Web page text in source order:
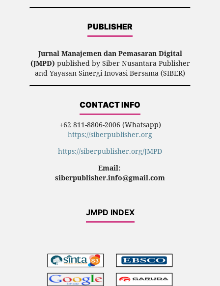
PUBLISHER
Jurnal Manajemen dan Pemasaran Digital
(JMPD) published by Siber Nusantara Publisher
and Yayasan Sinergi Inovasi Bersama (SIBER)
CONTACT INFO
+62 811-8806-2006 (Whatsapp)
https://siberpublisher.org
https://siberpublisher.org/JMPD
Email:
siberpublisher.info@gmail.com
JMPD INDEX